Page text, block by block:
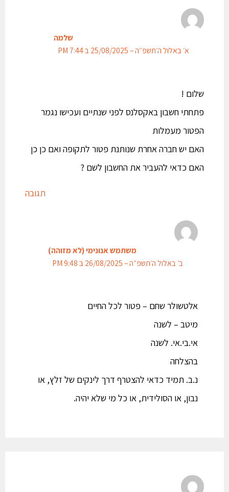
שלמה
א׳ באלול ה׳תשפ״ה – 25/08/2025 ב 7:44 PM
שלום !
פתחתי חשבון באקסלנס לפני שנתיים ועכישו נגמר
הפטור מעמלות
האם יש חברה אחרת שנותנת פטור לתקופה ואם כן כן
האם כדאי להעביר את החשבון לשם ?
תגובה
משתמש אנונימי (לא מזוהה)
ב׳ באלול ה׳תשפ״ה – 26/08/2025 ב 9:48 PM
אלטשולר שחם – פטור לכל החיים
מיטב – לשנה
אי.בי.אי. לשנה
בהצלחה
נ.ב. תמיד כדאי להצטרף דרך לינקים של זלץ, או
נבון, או הסולידית, או כל מי שלא יהיה.